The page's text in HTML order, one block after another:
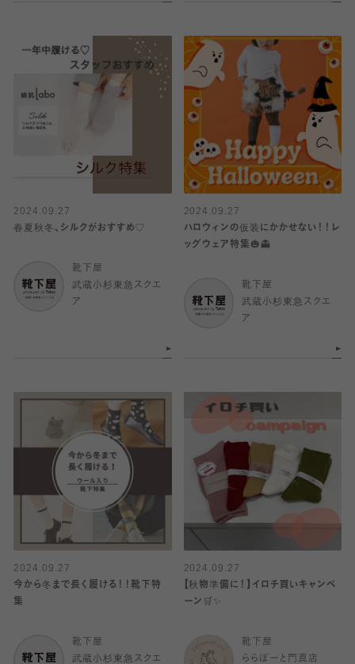
2024.09.27
春夏秋冬、シルクがおすすめ♡
靴下屋
武蔵小杉東急スクエ
ア
2024.09.27
ハロウィンの仮装にかかせない！！レ
ッグウェア特集🎃👻
靴下屋
武蔵小杉東急スクエ
ア
2024.09.27
今から冬まで長く履ける！！靴下特
集
靴下屋
武蔵小杉東急スクエ
2024.09.27
【秋物準備に！】イロチ買いキャンペ
ーン🛒✨
靴下屋
ららぽーと門真店